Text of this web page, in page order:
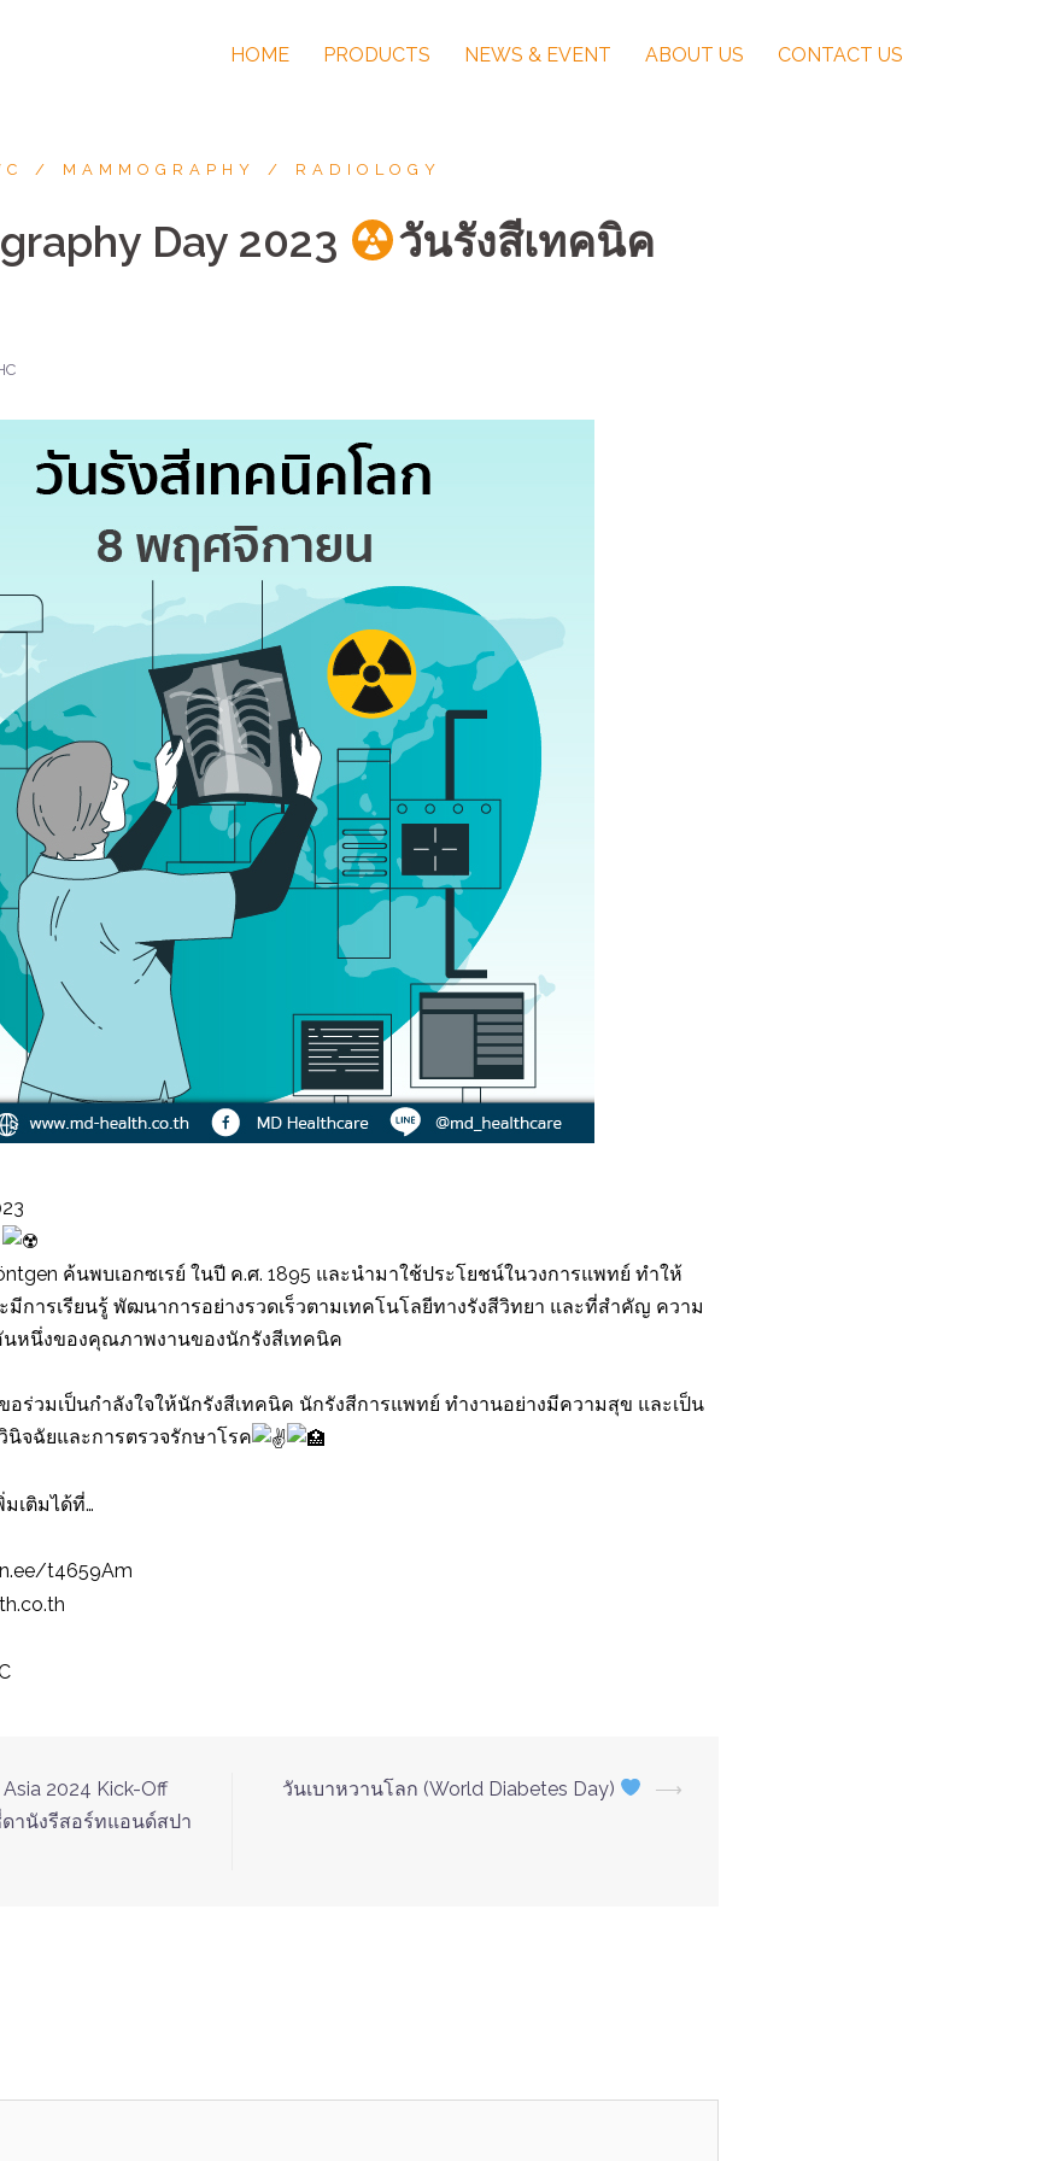
HOME PRODUCTS NEWS & EVENT ABOUT US CONTACT US
MAMMOGRAPHY RADIOLOGY
Day 2023
วันรังสีเทคนิค
ค้นพบเอกซเรย์ ในปี ค.ศ. 1895 และนำมาใช้ประโยชน์ในวงการแพทย์ ทำให้
การเรียนรู้ พัฒนาการอย่างรวดเร็วตามเทคโนโลยีทางรังสีวิทยา และที่สำคัญ ความ
นหนึ่งของคุณภาพงานของนักรังสีเทคนิค
อร่วมเป็นกำลังใจให้นักรังสีเทคนิค นักรังสีการแพทย์ ทำงานอย่างมีความสุข และเป็น
จฉัยและการตรวจรักษาโรค
เติมได้ที่…
t4659Am
2024 Kick-Off
านังรีสอร์ทแอนด์สปา
วันเบาหวานโลก (World Diabetes Day) ⟶